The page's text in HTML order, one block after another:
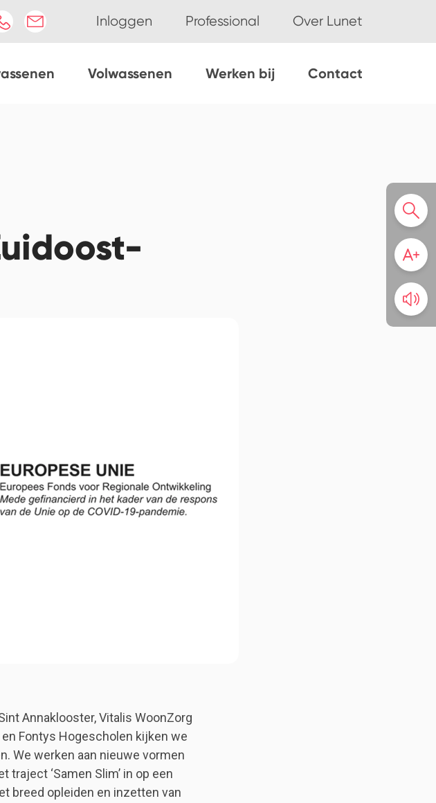
Inloggen Professional Over Lunet
Volwassenen Werken bij Contact
Annaklooster, Vitalis WoonZorg
en Fontys Hogescholen kijken we
We werken aan nieuwe vormen
‘Samen Slim’ in op een
breed opleiden en inzetten van